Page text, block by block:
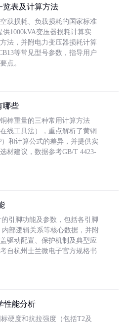
览表及计算方法
载损耗、负载损耗的国家标准
供1000kVA变压器损耗计算实
法，并附电力变压器损耗计算
等常见型号参数，指导用户
点。
哪些
棒重量的三种常用计算方法
线工具法），重点解析了黄铜
）和计算公式的差异，并提供实
材建议，数据参考GB/T 4423-
引脚功能及参数，包括各引脚
部逻辑关系等核心数据，并附
驱动配置、保护机制及典型应
自杭州士兰微电子官方规格书
性能分析
硬度和抗拉强度（包括T2及